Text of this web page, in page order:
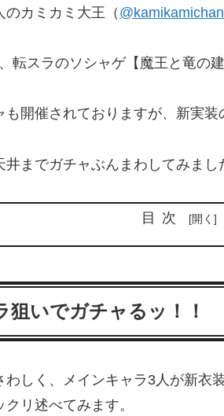
のカミカミ大王（
転スラのソシャゲ【魔王と竜の
開催されておりますが、新実
までガチャぶんまわしてみまし
目次
狙いでガチャるッ！！
しく、メインキャラ3人が新衣
リ述べてみます。